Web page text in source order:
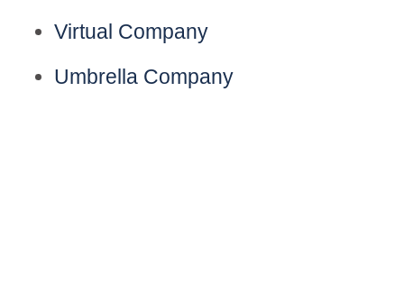
Virtual Company
Umbrella Company